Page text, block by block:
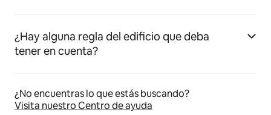
¿Hay alguna regla del edificio que deba
tener en cuenta?
¿No encuentras lo que estás buscando?
Visita nuestro Centro de ayuda